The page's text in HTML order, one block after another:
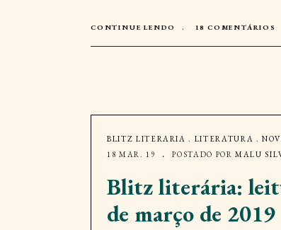
CONTINUE LENDO 18 COMENTÁRIOS
BLITZ LITERARIA . LITERATURA .
18 MAR. 19
POSTADO PORMALU
Blitz literária:
de março de 2019